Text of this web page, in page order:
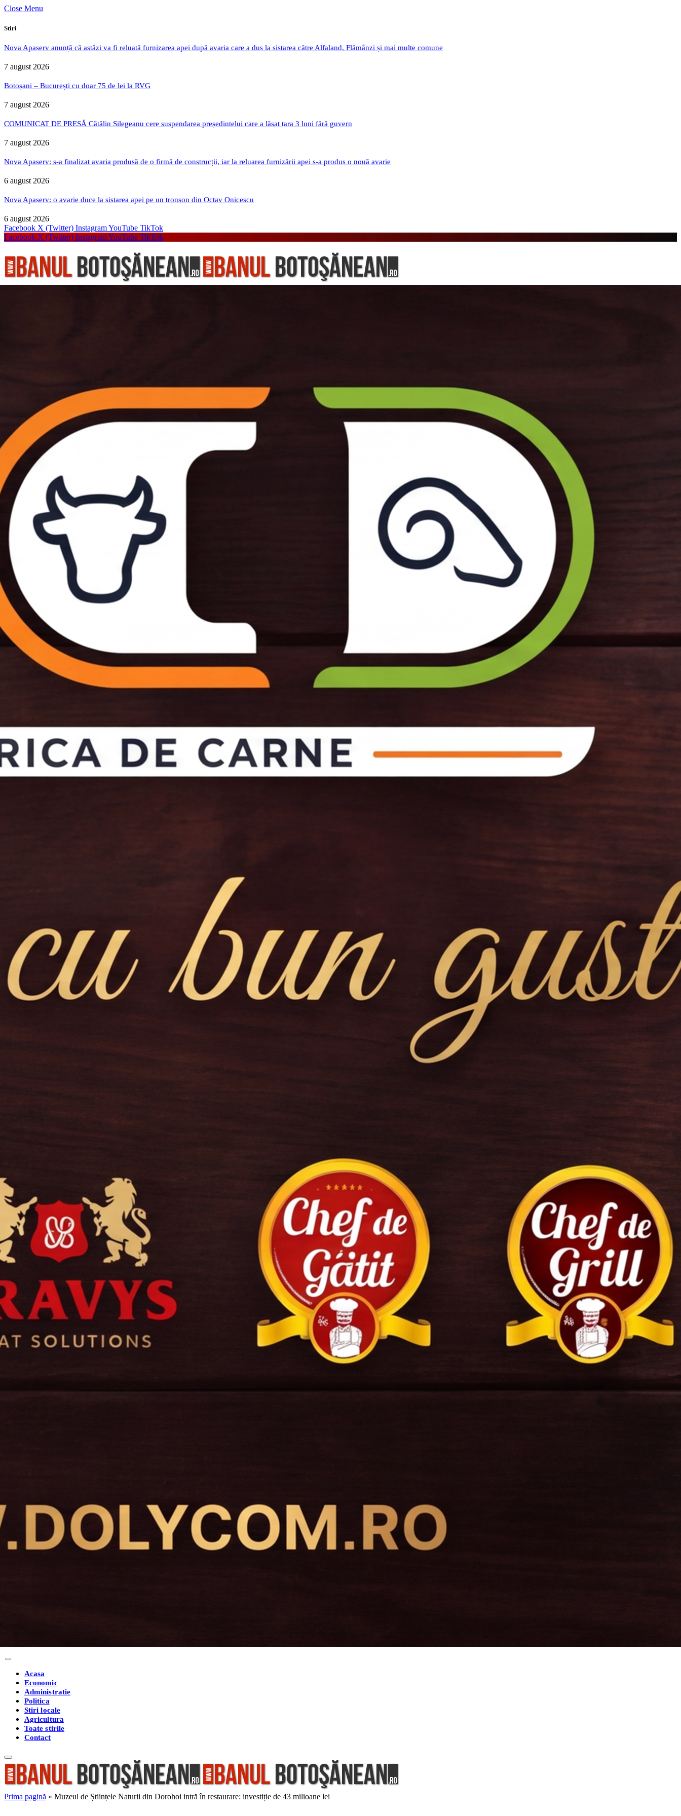
Close Menu
Stiri
Nova Apaserv anunță că astăzi va fi reluată furnizarea apei după avaria care a dus la sistarea către Alfaland, Flămânzi și mai multe comune
7 august 2026
Botoșani – București cu doar 75 de lei la RVG
7 august 2026
COMUNICAT DE PRESĂ Cătălin Silegeanu cere suspendarea președintelui care a lăsat țara 3 luni fără guvern
7 august 2026
Nova Apaserv: s-a finalizat avaria produsă de o firmă de construcții, iar la reluarea furnizării apei s-a produs o nouă avarie
6 august 2026
Nova Apaserv: o avarie duce la sistarea apei pe un tronson din Octav Onicescu
6 august 2026
Facebook X (Twitter) InstagramYouTube TikTok
Facebook X (Twitter) InstagramYouTube TikTok
Acasa
Economic
Administratie
Politica
Stiri locale
Agricultura
Toate stirile
Contact
Prima pagină » Muzeul de Științele Naturii din Dorohoi intră în restaurare: investiție de 43 milioane lei